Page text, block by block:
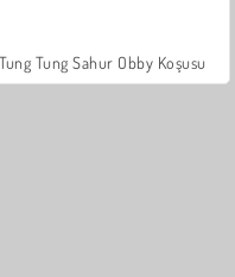
Tung Tung Sahur Obby Koşusu